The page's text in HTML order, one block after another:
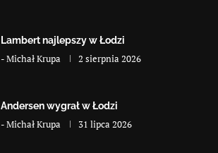
Lambert najlepszy w Łodzi
-Michał Krupa 2 sierpnia 2026
Andersen wygrał w Łodzi
-Michał Krupa 31 lipca 2026